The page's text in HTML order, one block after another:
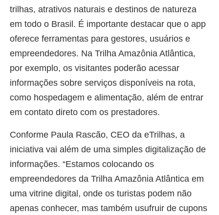
trilhas, atrativos naturais e destinos de natureza
em todo o Brasil. É importante destacar que o app
oferece ferramentas para gestores, usuários e
empreendedores. Na Trilha Amazônia Atlântica,
por exemplo, os visitantes poderão acessar
informações sobre serviços disponíveis na rota,
como hospedagem e alimentação, além de entrar
em contato direto com os prestadores.
Conforme Paula Rascão, CEO da eTrilhas, a
iniciativa vai além de uma simples digitalização de
informações. “Estamos colocando os
empreendedores da Trilha Amazônia Atlântica em
uma vitrine digital, onde os turistas podem não
apenas conhecer, mas também usufruir de cupons